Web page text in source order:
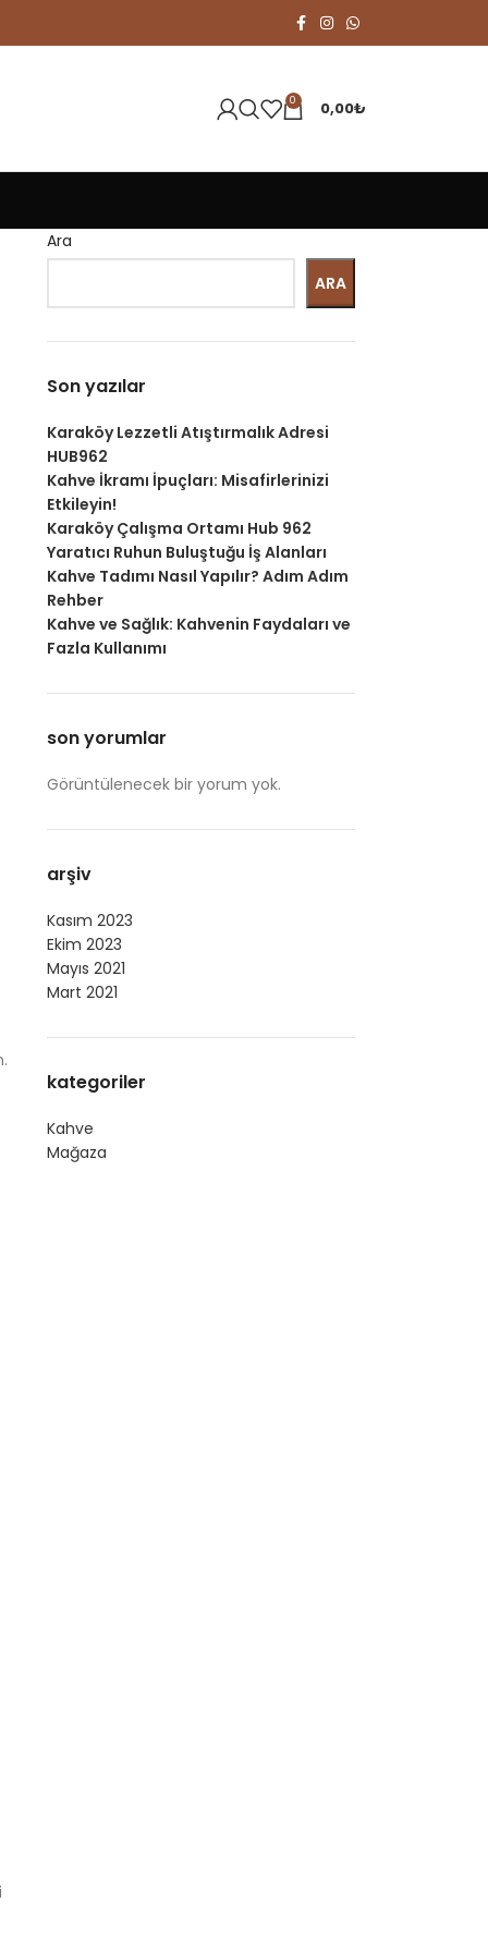
0 0,00₺
Ara
ARA
Son yazılar
Karaköy Lezzetli Atıştırmalık Adresi
HUB962
Kahve İkramı İpuçları: Misafirlerinizi
Etkileyin!
Karaköy Çalışma Ortamı Hub 962
Yaratıcı Ruhun Buluştuğu İş Alanları
Kahve Tadımı Nasıl Yapılır? Adım Adım
Rehber
Kahve ve Sağlık: Kahvenin Faydaları ve
Fazla Kullanımı
son yorumlar
Görüntülenecek bir yorum yok.
arşiv
Kasım 2023
Ekim 2023
Mayıs 2021
Mart 2021
kategoriler
Kahve
Mağaza